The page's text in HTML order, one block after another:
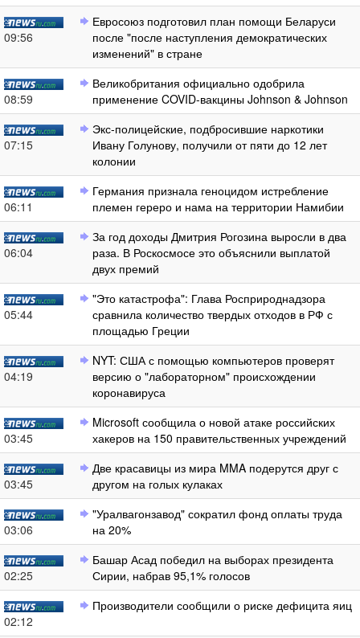
09:56
Евросоюз подготовил план помощи Беларуси
после "после наступления демократических
изменений" в стране
08:59
Великобритания официально одобрила
применение COVID-вакцины Johnson & Johnson
07:15
Экс-полицейские, подбросившие наркотики
Ивану Голунову, получили от пяти до 12 лет
колонии
06:11
Германия признала геноцидом истребление
племен гереро и нама на территории Намибии
06:04
За год доходы Дмитрия Рогозина выросли в два
раза. В Роскосмосе это объяснили выплатой
двух премий
05:44
"Это катастрофа": Глава Росприроднадзора
сравнила количество твердых отходов в РФ с
площадью Греции
04:19
NYT: США с помощью компьютеров проверят
версию о "лабораторном" происхождении
коронавируса
03:45
Microsoft сообщила о новой атаке российских
хакеров на 150 правительственных учреждений
03:45
Две красавицы из мира MMA подерутся друг с
другом на голых кулаках
03:06
"Уралвагонзавод" сократил фонд оплаты труда
на 20%
02:25
Башар Асад победил на выборах президента
Сирии, набрав 95,1% голосов
02:12
Производители сообщили о риске дефицита яиц